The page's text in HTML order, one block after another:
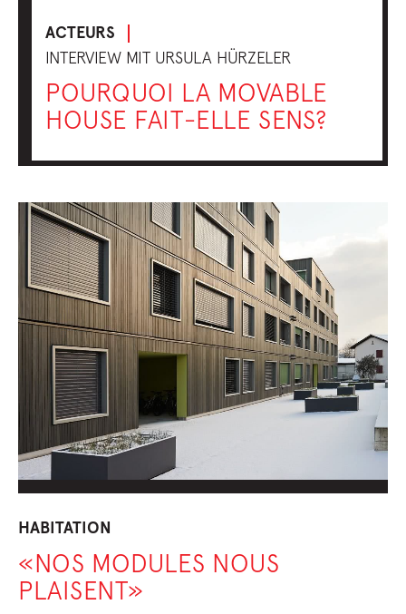
ACTEURS
INTERVIEW MIT URSULA HÜRZELER
POURQUOI LA MOVABLE
HOUSE FAIT-ELLE SENS?
HABITATION
«NOS MODULES NOUS
PLAISENT»